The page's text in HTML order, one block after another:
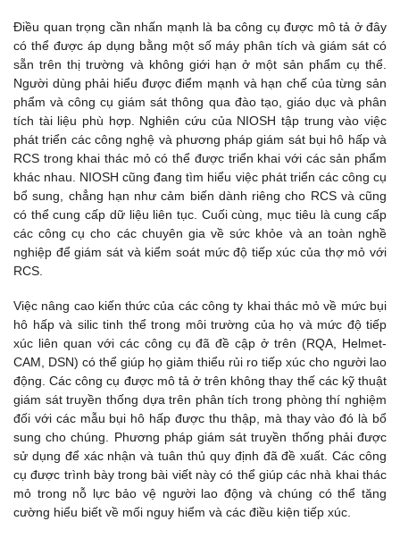
Điều quan trọng cần nhấn mạnh là ba công cụ được mô tả ở đây
có thể được áp dụng bằng một số máy phân tích và giám sát có
sẵn trên thị trường và không giới hạn ở một sản phẩm cụ thể.
Người dùng phải hiểu được điểm mạnh và hạn chế của từng sản
phẩm và công cụ giám sát thông qua đào tạo, giáo dục và phân
tích tài liệu phù hợp. Nghiên cứu của NIOSH tập trung vào việc
phát triển các công nghệ và phương pháp giám sát bụi hô hấp và
RCS trong khai thác mỏ có thể được triển khai với các sản phẩm
khác nhau. NIOSH cũng đang tìm hiểu việc phát triển các công cụ
bổ sung, chẳng hạn như cảm biến dành riêng cho RCS và cũng
có thể cung cấp dữ liệu liên tục. Cuối cùng, mục tiêu là cung cấp
các công cụ cho các chuyên gia về sức khỏe và an toàn nghề
nghiệp để giám sát và kiểm soát mức độ tiếp xúc của thợ mỏ với
RCS.
Việc nâng cao kiến ​​thức của các công ty khai thác mỏ về mức bụi
hô hấp và silic tinh thể trong môi trường của họ và mức độ tiếp
xúc liên quan với các công cụ đã đề cập ở trên (RQA, Helmet-
CAM, DSN) có thể giúp họ giảm thiểu rủi ro tiếp xúc cho người lao
động. Các công cụ được mô tả ở trên không thay thế các kỹ thuật
giám sát truyền thống dựa trên phân tích trong phòng thí nghiệm
đối với các mẫu bụi hô hấp được thu thập, mà thay vào đó là bổ
sung cho chúng. Phương pháp giám sát truyền thống phải được
sử dụng để xác nhận và tuân thủ quy định đã đề xuất. Các công
cụ được trình bày trong bài viết này có thể giúp các nhà khai thác
mỏ trong nỗ lực bảo vệ người lao động và chúng có thể tăng
cường hiểu biết về mối nguy hiểm và các điều kiện tiếp xúc.